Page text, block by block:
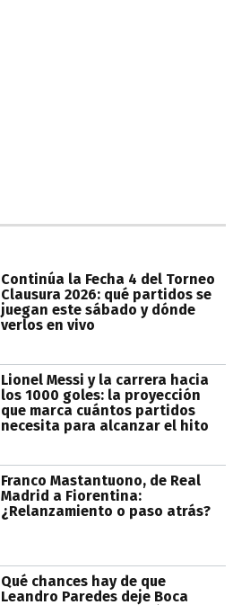
Continúa la Fecha 4 del Torneo
Clausura 2026: qué partidos se
juegan este sábado y dónde
verlos en vivo
Lionel Messi y la carrera hacia
los 1000 goles: la proyección
que marca cuántos partidos
necesita para alcanzar el hito
Franco Mastantuono, de Real
Madrid a Fiorentina:
¿Relanzamiento o paso atrás?
Qué chances hay de que
Leandro Paredes deje Boca